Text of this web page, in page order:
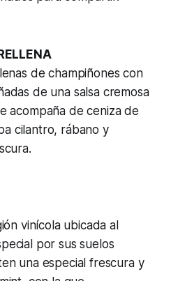
de champiñones con
de una salsa cremosa
acompaña de ceniza de
cilantro, rábano y
vinícola ubicada al
por sus suelos
una especial frescura y